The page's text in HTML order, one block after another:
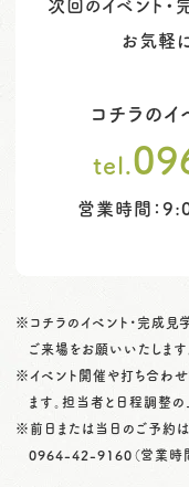
次回のイベント
お気軽
コチラの
tel.
営業時間：
※コチラのイベント・完成見
ご来場をお願いいたします
※イベント開催や打ち合わ
ます。担当者と日程調整
※前日または当日のご予約
0964-42-9160（営業